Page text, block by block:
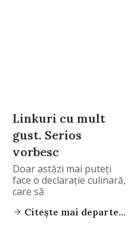
Linkuri cu mult
gust. Serios
vorbesc
Doar astăzi mai puteți
face o declarație culinară,
care să
Citește mai departe...